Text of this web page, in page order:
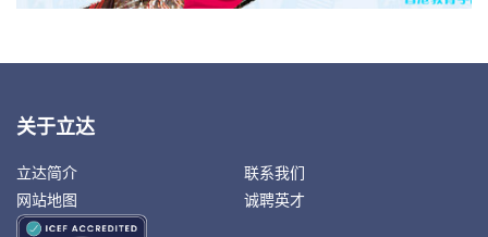
关于立达
立达简介
联系我们
网站地图
诚聘英才